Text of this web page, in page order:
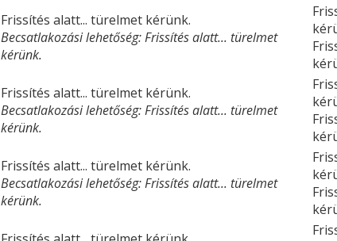
Frissítés alatt... türelmet kérünk.
Becsatlakozási lehetőség: Frissítés alatt... türelmet
kérünk.
Frissítés alatt... türelmet kérünk.
Becsatlakozási lehetőség: Frissítés alatt... türelmet
kérünk.
Frissítés alatt... türelmet kérünk.
Becsatlakozási lehetőség: Frissítés alatt... türelmet
kérünk.